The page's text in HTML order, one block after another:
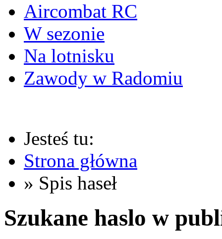
Aircombat RC
W sezonie
Na lotnisku
Zawody w Radomiu
Jesteś tu:
Strona główna
» Spis haseł
Szukane haslo w